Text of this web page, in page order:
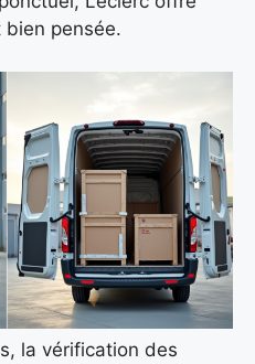
pensée.
la vérification des